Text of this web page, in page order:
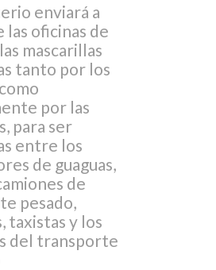
enviará a
las oficinas de
mascarillas
tanto por los
por las
para ser
entre los
de guaguas,
de
pesado,
taxistas y los
del transporte